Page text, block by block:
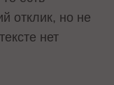
отклик, но не
нет